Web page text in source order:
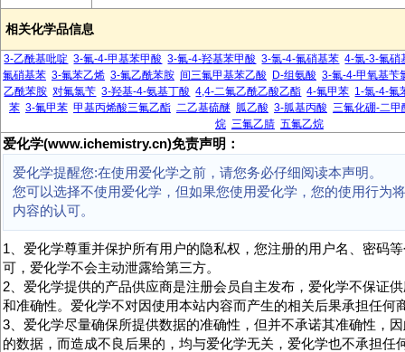
相关化学品信息
3-乙酰基吡啶 3-氟-4-甲基苯甲酸 3-氟-4-羟基苯甲酸 3-氯-4-氟硝基苯 4-氯-3-氟硝
氟硝基苯 3-氟苯乙烯 3-氟乙酰苯胺 间三氟甲基苯乙酸 D-组氨酸 3-氟-4-甲氧基苄
乙酰苯胺 对氟氯苄 3-羟基-4-氨基丁酸 4,4-二氟乙酰乙酸乙酯 4-氟甲苯 1-氯-4-氟
苯 3-氟甲苯 甲基丙烯酸三氟乙酯 二乙基硫醚 胍乙酸 3-胍基丙酸 三氟化硼-二甲
烷 三氟乙腈 五氟乙烷
爱化学(www.ichemistry.cn)免责声明：
爱化学提醒您:在使用爱化学之前，请您务必仔细阅读本声明。
您可以选择不使用爱化学，但如果您使用爱化学，您的使用行为
内容的认可。
1、爱化学尊重并保护所有用户的隐私权，您注册的用户名、密码
可，爱化学不会主动泄露给第三方。
2、爱化学提供的产品供应商是注册会员自主发布，爱化学不保证
和准确性。爱化学不对因使用本站内容而产生的相关后果承担任何
3、爱化学尽量确保所提供数据的准确性，但并不承诺其准确性，
的数据，而造成不良后果的，均与爱化学无关，爱化学也不承担任